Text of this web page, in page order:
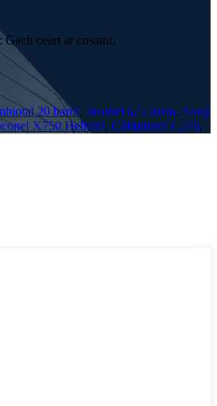
ceart ar cosaint.
20 barra, Inconel 625 barra, Alloy
X750 Helicoil, Cóimhiotal C276,